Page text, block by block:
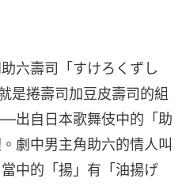
六壽司「すけろくずし
是捲壽司加豆皮壽司的組
出自日本歌舞伎中的「助
劇中男主角助六的情人叫
中的「揚」有「油揚げ